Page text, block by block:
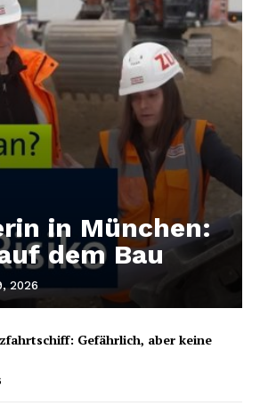
in München:
dem Bau
2026
Gefährlich, aber keine